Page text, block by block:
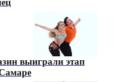
выиграли этап